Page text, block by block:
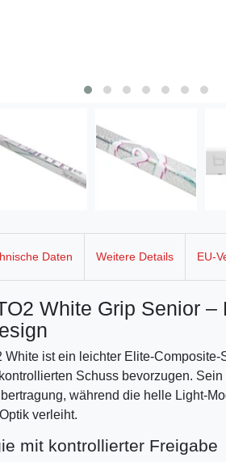
Daten Weitere Details EU-
White Grip Senior
White ist ein leichter Elite-
Schuss bevorzugen.
während die helle Light-
verleiht.
mit kontrollierter Freigabe